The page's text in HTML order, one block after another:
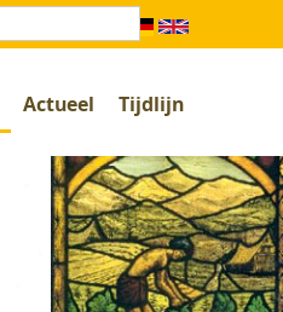
Actueel Tijdlijn